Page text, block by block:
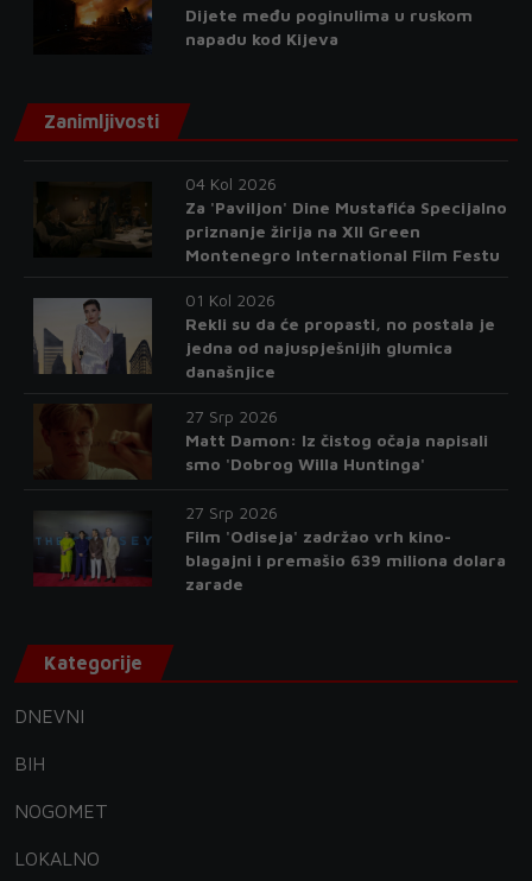
Dijete među poginulima u ruskom
napadu kod Kijeva
Zanimljivosti
04 Kol 2026
Za 'Paviljon' Dine Mustafića Specijalno
priznanje žirija na XII Green
Montenegro International Film Festu
01 Kol 2026
Rekli su da će propasti, no postala je
jedna od najuspješnijih glumica
današnjice
27 Srp 2026
Matt Damon: Iz čistog očaja napisali
smo 'Dobrog Willa Huntinga'
27 Srp 2026
Film 'Odiseja' zadržao vrh kino-
blagajni i premašio 639 miliona dolara
zarade
Kategorije
DNEVNI
BIH
NOGOMET
LOKALNO